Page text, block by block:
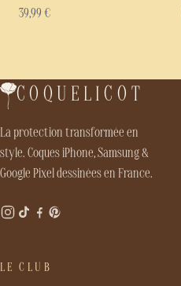
39,99 €
COQUELICOT
La protection transformée en
style. Coques iPhone, Samsung &
Google Pixel dessinées en France.
LE CLUB